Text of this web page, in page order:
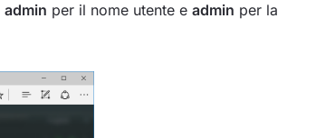
admin per il nome utente e admin per la